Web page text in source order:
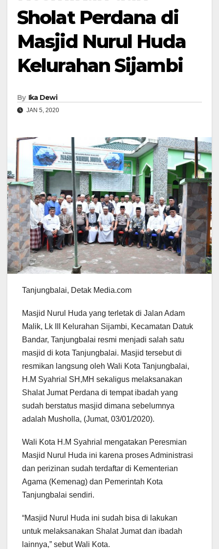
Sholat Perdana di
Masjid Nurul Huda
Kelurahan Sijambi
By Ika Dewi
JAN 5, 2020
Tanjungbalai, Detak Media.com
Masjid Nurul Huda yang terletak di Jalan Adam
Malik, Lk III Kelurahan Sijambi, Kecamatan Datuk
Bandar, Tanjungbalai resmi menjadi salah satu
masjid di kota Tanjungbalai. Masjid tersebut di
resmikan langsung oleh Wali Kota Tanjungbalai,
H.M Syahrial SH,MH sekaligus melaksanakan
Shalat Jumat Perdana di tempat ibadah yang
sudah berstatus masjid dimana sebelumnya
adalah Musholla, (Jumat, 03/01/2020).
Wali Kota H.M Syahrial mengatakan Peresmian
Masjid Nurul Huda ini karena proses Administrasi
dan perizinan sudah terdaftar di Kementerian
Agama (Kemenag) dan Pemerintah Kota
Tanjungbalai sendiri.
“Masjid Nurul Huda ini sudah bisa di lakukan
untuk melaksanakan Shalat Jumat dan ibadah
lainnya,” sebut Wali Kota.